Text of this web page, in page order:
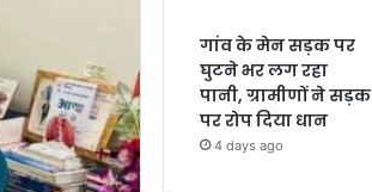
गांव के मेन सड़क पर
घुटने भर लग रहा
पानी, ग्रामीणों ने सड़क
पर रोप दिया धान
4 days ago